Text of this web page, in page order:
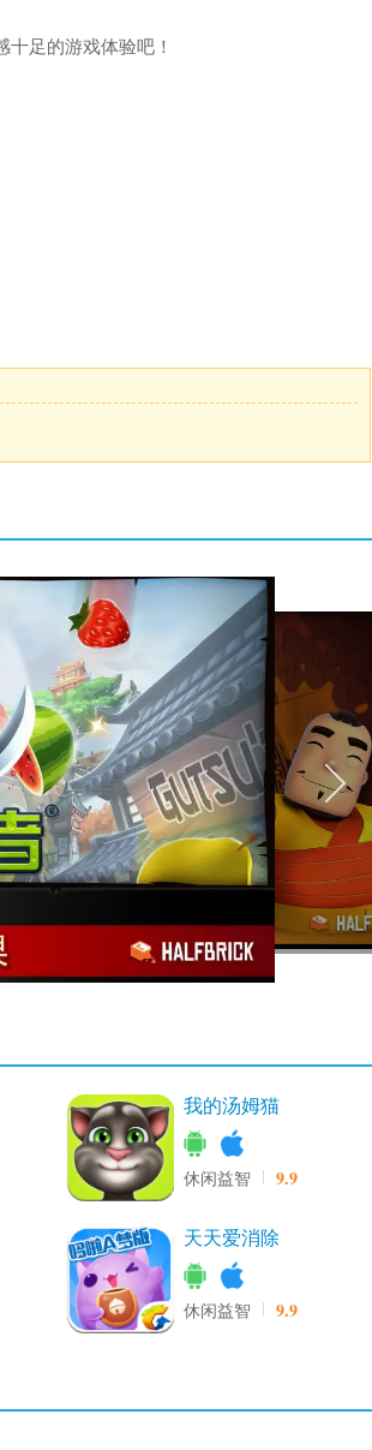
足的游戏体验吧！
我的汤姆猫
休闲益智 9.9
天天爱消除
休闲益智 9.9